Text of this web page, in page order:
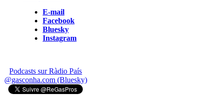
E-mail
Facebook
Bluesky
Instagram
Podcasts sur Ràdio País
@gasconha.com (Bluesky)